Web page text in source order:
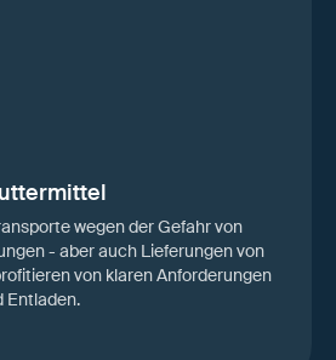
wegen der Gefahr von
- aber auch Lieferungen von
von klaren Anforderungen
Entladen.